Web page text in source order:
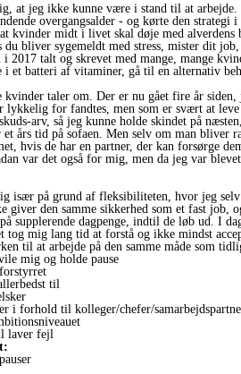
at jeg ikke kunne være i stand til at
overgangsalder - og kørte den
kvinder midt i livet skal døje med alverdens
bliver sygemeldt med stress, mister dit
i 2017 talt og skrevet med mange, mange
et batteri af vitaminer, gå til en alternativ
kvinder taler om. Der er nu gået fire år
lykkelig for fandtes, men som er svært at
arv, så jeg kunne holde skindet på
års tid på sofaen. Men selv om man bliver
hvis de har en partner, der kan forsørge
var det også for mig, men da jeg var
især på grund af fleksibiliteten, hvor jeg
giver den samme sikkerhed som et fast
supplerende dagpenge, indtil de løb ud. I
tog mig lang tid at forstå og ikke mindst
til at arbejde på den samme måde som
mig og holde pause
til
i forhold til kolleger/chefer/
laver fejl